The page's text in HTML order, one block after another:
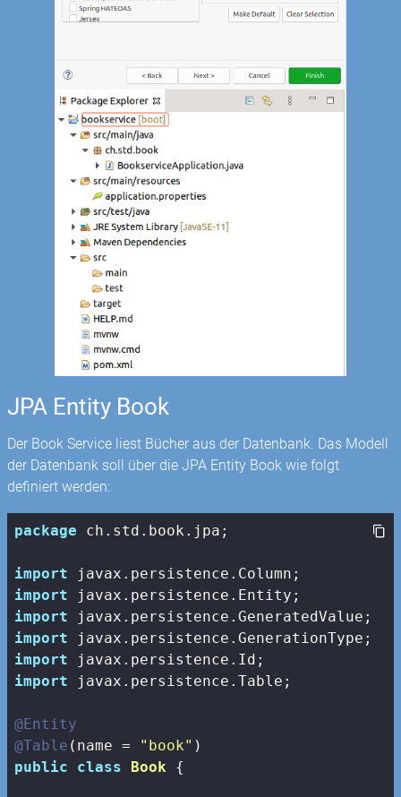
JPA Entity Book
Der Book Service liest Bücher aus der Datenbank. Das Modell
der Datenbank soll über die JPA Entity Book wie folgt
definiert werden:
package ch.std.book.jpa;
import
import
import
import
import
import javax.persistence.Table;
@Entity
@Table (name = "book"
public
class Book {